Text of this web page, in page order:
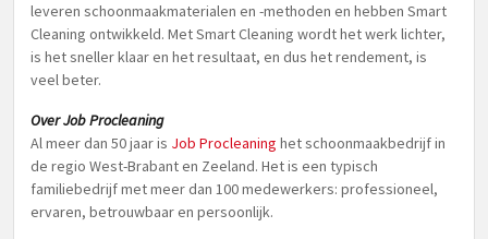
leveren schoonmaakmaterialen en -methoden en hebben Smart
Cleaning ontwikkeld. Met Smart Cleaning wordt het werk lichter,
is het sneller klaar en het resultaat, en dus het rendement, is
veel beter.
Over Job Procleaning
Al meer dan 50 jaar is Job Procleaning het schoonmaakbedrijf in
de regio West-Brabant en Zeeland. Het is een typisch
familiebedrijf met meer dan 100 medewerkers: professioneel,
ervaren, betrouwbaar en persoonlijk.